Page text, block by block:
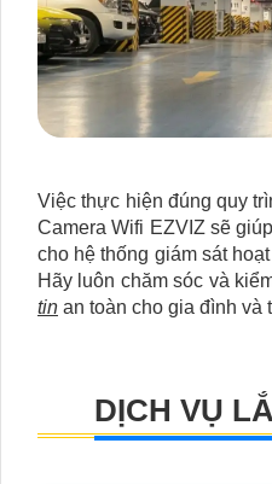
Việc thực hiện đúng quy
Camera Wifi EZVIZ sẽ
cho hệ thống giám sát
Hãy luôn chăm sóc và
tin an toàn cho gia đình và
DỊCH VỤ